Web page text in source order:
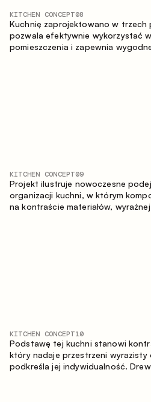
KITCHEN CONCEPT08
Kuchnię zaprojektowano w trzech
pozwala efektywnie wykorzystać
pomieszczenia i zapewnia
KITCHEN CONCEPT09
Projekt ilustruje nowoczesne
organizacji kuchni, w którym
na kontraście materiałów,
stref przechowywania. Układ
buduje logiczną strukturę
wygodną oś komunikacyjną
KITCHEN CONCEPT10
Podstawę tej kuchni stanowi
który nadaje przestrzeni wyrazisty
podkreśla jej indywidualność.